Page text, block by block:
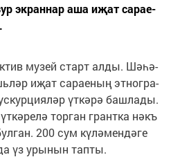
эк­ран­нар аша иҗат са­ра­е­
му­зей старт ал­ды. Шә­һә­
иҗат са­ра­е­ның эт­ног­ра­
үт­кә­рә баш­ла­ды.
тор­ган грант­ка нәкъ
200 сум кү­лә­мен­дә­ге
үз уры­нын тап­ты.